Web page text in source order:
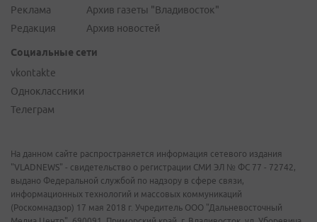
Реклама
Редакция
Архив газеты "Владивосток"
Архив новостей
Социальные сети
vkontakte
Одноклассники
Телеграм
На данном сайте распространяется информация сетевого издания
"VLADNEWS" - свидетельство о регистрации СМИ ЭЛ № ФС 77 - 72742,
выдано Федеральной службой по надзору в сфере связи,
информационных технологий и массовых коммуникаций
(Роскомнадзор) 17 мая 2018 г. Учредитель ООО "Дальневосточный